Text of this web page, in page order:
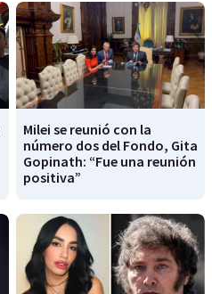
Milei se reunió con la
número dos del Fondo, Gita
Gopinath: “Fue una reunión
positiva”